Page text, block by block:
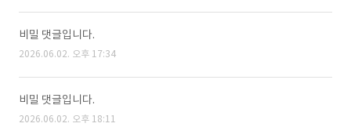
비밀 댓글입니다.
2026.06.02. 오후 17:34
비밀 댓글입니다.
2026.06.02. 오후 18:11